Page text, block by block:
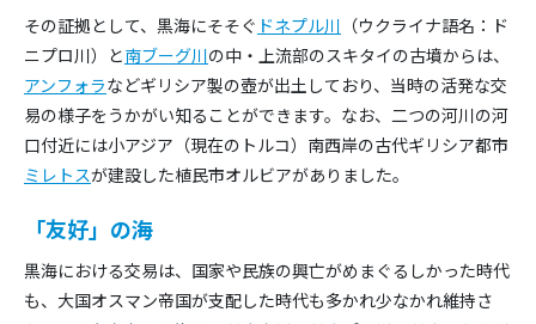
その証拠として、黒海にそそぐ ドネプル川 （ウクライナ語名：ド
ニプロ川）と南ブーグ川の中・上流部のスキタイの古墳からは、
アンフォラなどギリシア製の壺が出土しており、当時の活発な交
易の様子をうかがい知ることができます。なお、二つの河川の河
口付近には小アジア（現在のトルコ）南西岸の古代ギリシア都市
ミレトスが建設した植民市オルビアがありました。
「友好」の海
黒海における交易は、国家や民族の興亡がめまぐるしかった時代
も、大国オスマン帝国が支配した時代も多かれ少なかれ維持さ